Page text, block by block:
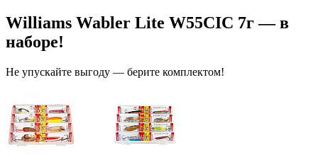
Williams Wabler Lite W55CIC 7г — в
наборе!
Не упускайте выгоду — берите комплектом!